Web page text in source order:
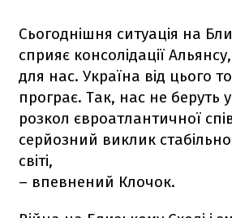
Сьогоднішня ситуація на
сприяє консолідації
для нас. Україна від цього
програє. Так, нас не беруть
розкол євроатлантичної
серйозний виклик
світі,
– впевнений Клочок.